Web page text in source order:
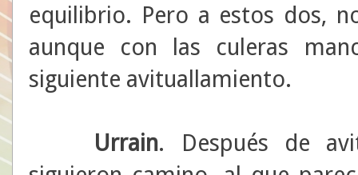
equilibrio. Pero a estos dos,
aunque con las culeras
siguiente avituallamiento.
Urrain. Después de